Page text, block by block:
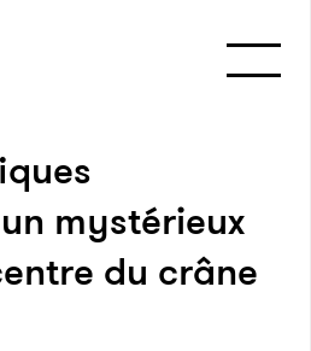
mystérieux
du crâne